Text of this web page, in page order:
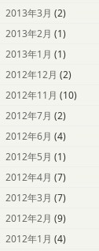
2013年3月 (2)
2013年2月 (1)
2013年1月 (1)
2012年12月 (2)
2012年11月 (10)
2012年7月 (2)
2012年6月 (4)
2012年5月 (1)
2012年4月 (7)
2012年3月 (7)
2012年2月 (9)
2012年1月 (4)